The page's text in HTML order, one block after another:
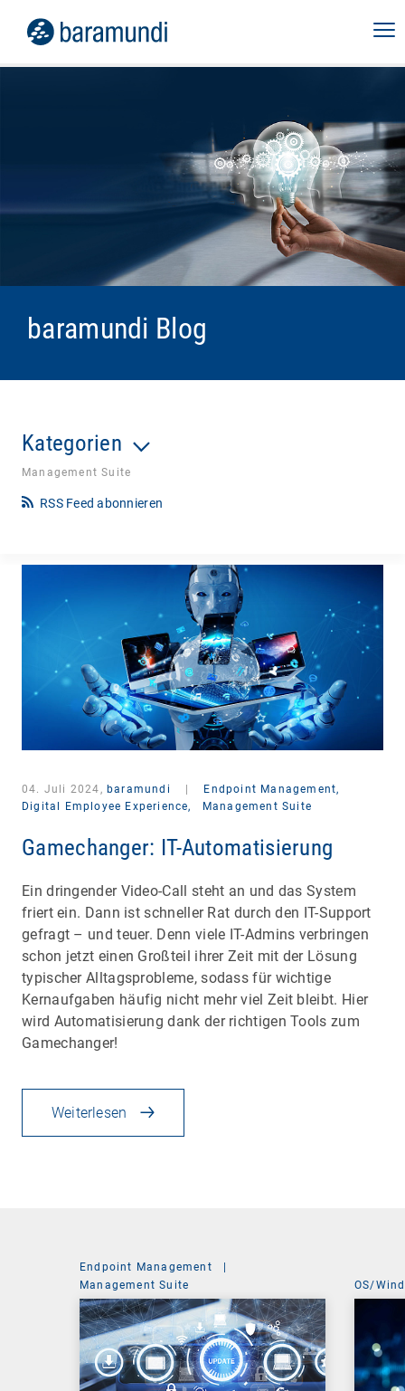
baramundi Blog
Kategorien
Management Suite
RSS Feed abonnieren
04. Juli 2024, baramundi
Endpoint Management,
Digital Employee Experience,
Management Suite
Gamechanger: IT-Automatisierung
Ein dringender Video-Call steht an und das System
friert ein. Dann ist schneller Rat durch den IT-Support
gefragt – und teuer. Denn viele IT-Admins verbringen
schon jetzt einen Großteil ihrer Zeit mit der Lösung
typischer Alltagsprobleme, sodass für wichtige
Kernaufgaben häufig nicht mehr viel Zeit bleibt. Hier
wird Automatisierung dank der richtigen Tools zum
Gamechanger!
Weiterlesen
Endpoint Management
|
Management Suite
OS/